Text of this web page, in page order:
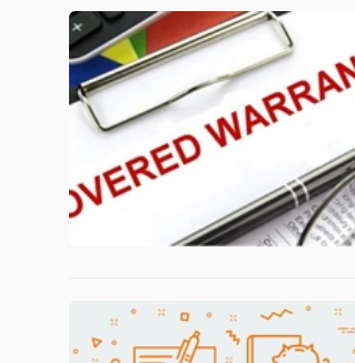
CHÍNH
VIETSTOCKFINANCE